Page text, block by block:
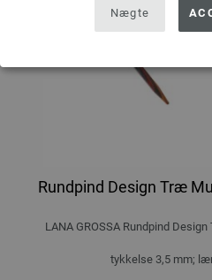
Nægte
Rundpind Design Træ
LANA GROSSA Rundpind
tykkelse 3,5 mm;